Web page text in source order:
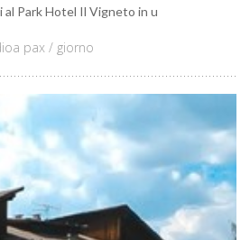
al Park Hotel Il Vigneto in u
a pax / giorno